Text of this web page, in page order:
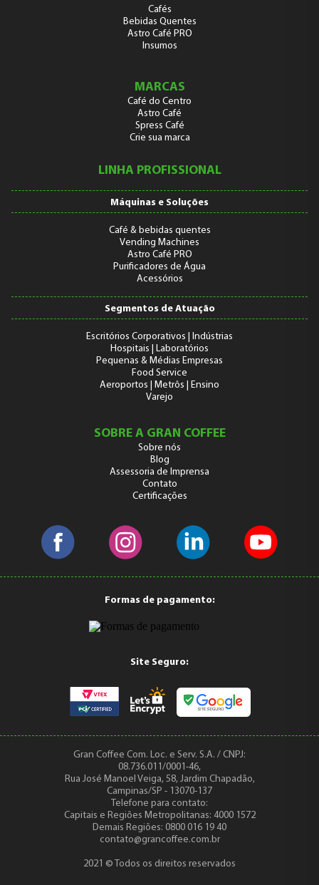
Cafés
Bebidas Quentes
Astro Café PRO
Insumos
MARCAS
Café do Centro
Astro Café
Spress Café
Crie sua marca
LINHA PROFISSIONAL
Máquinas e Soluções
Café & bebidas quentes
Vending Machines
Astro Café PRO
Purificadores de Água
Acessórios
Segmentos de Atuação
Escritórios Corporativos | Indústrias
Hospitais | Laboratórios
Pequenas & Médias Empresas
Food Service
Aeroportos | Metrôs | Ensino
Varejo
SOBRE A GRAN COFFEE
Sobre nós
Blog
Assessoria de Imprensa
Contato
Certificações
Formas de pagamento:
Site Seguro:
Gran Coffee Com. Loc. e Serv. S.A. / CNPJ:
08.736.011/0001-46,
Rua José Manoel Veiga, 58, Jardim Chapadão,
Campinas/SP - 13070-137
Telefone para contato:
Capitais e Regiões Metropolitanas: 4000 1572
Demais Regiões: 0800 016 19 40
contato@grancoffee.com.br
2021 © Todos os direitos reservados